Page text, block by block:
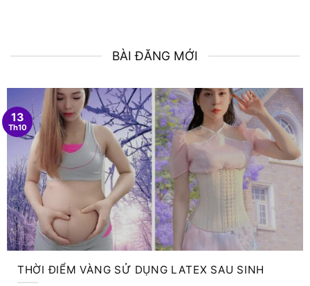
BÀI ĐĂNG MỚI
THỜI ĐIỂM VÀNG SỬ DỤNG LATEX SAU SINH
13
Th10